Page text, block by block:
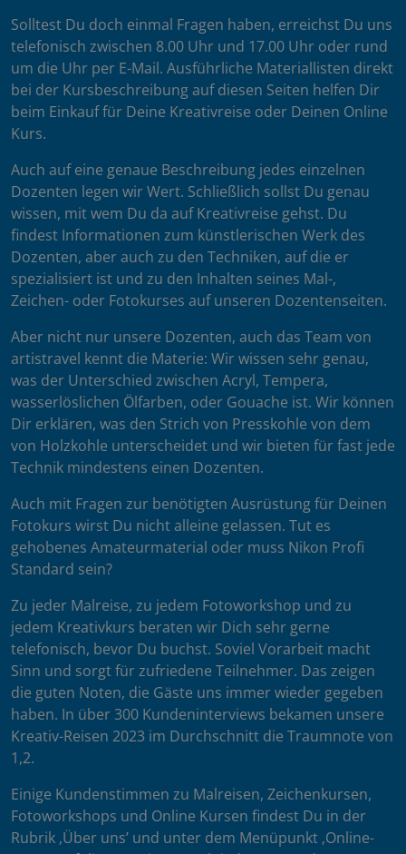
Solltest Du doch einmal Fragen haben, erreichst Du uns
telefonisch zwischen 8.00 Uhr und 17.00 Uhr oder rund
um die Uhr per E-Mail. Ausführliche Materiallisten direkt
bei der Kursbeschreibung auf diesen Seiten helfen Dir
beim Einkauf für Deine Kreativreise oder Deinen Online
Kurs.
Auch auf eine genaue Beschreibung jedes einzelnen
Dozenten legen wir Wert. Schließlich sollst Du genau
wissen, mit wem Du da auf Kreativreise gehst. Du
findest Informationen zum künstlerischen Werk des
Dozenten, aber auch zu den Techniken, auf die er
spezialisiert ist und zu den Inhalten seines Mal-,
Zeichen- oder Fotokurses auf unseren Dozentenseiten.
Aber nicht nur unsere Dozenten, auch das Team von
artistravel kennt die Materie: Wir wissen sehr genau,
was der Unterschied zwischen Acryl, Tempera,
wasserlöslichen Ölfarben, oder Gouache ist. Wir können
Dir erklären, was den Strich von Presskohle von dem
von Holzkohle unterscheidet und wir bieten für fast jede
Technik mindestens einen Dozenten.
Auch mit Fragen zur benötigten Ausrüstung für Deinen
Fotokurs wirst Du nicht alleine gelassen. Tut es
gehobenes Amateurmaterial oder muss Nikon Profi
Standard sein?
Zu jeder Malreise, zu jedem Fotoworkshop und zu
jedem Kreativkurs beraten wir Dich sehr gerne
telefonisch, bevor Du buchst. Soviel Vorarbeit macht
Sinn und sorgt für zufriedene Teilnehmer. Das zeigen
die guten Noten, die Gäste uns immer wieder gegeben
haben. In über 300 Kundeninterviews bekamen unsere
Kreativ-Reisen 2023 im Durchschnitt die Traumnote von
1,2.
Einige Kundenstimmen zu Malreisen, Zeichenkursen,
Fotoworkshops und Online Kursen findest Du in der
Rubrik ‚Über uns’ und unter dem Menüpunkt ‚Online-